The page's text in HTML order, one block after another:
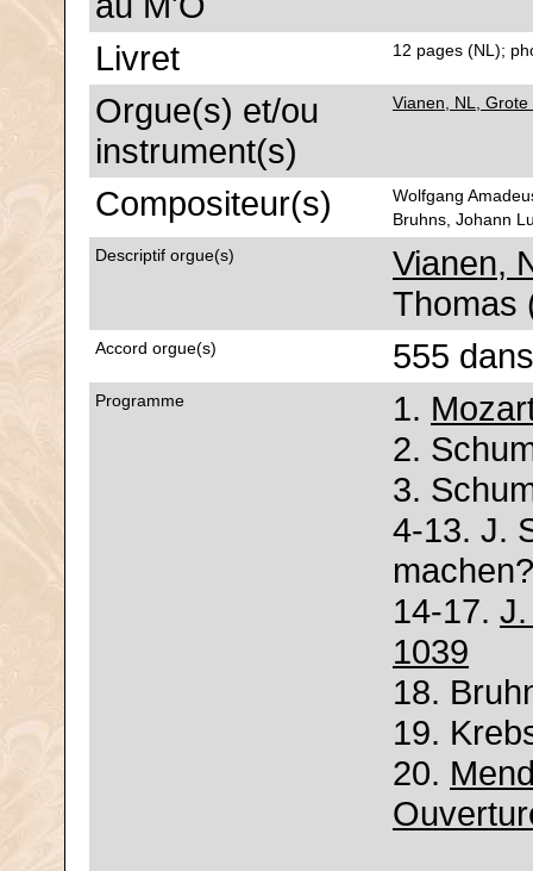
Livret 12 pages (NL);
Orgue(s) et/ou
instrument(s)
Vianen, NL, Grote
Compositeur(s)
Wolfgang
Bruhns, Johann
Descriptif orgue(s)
Vianen,
Thomas
Accord orgue(s) 555
Programme 1.
2.
3.
4-13. J.
machen?
14-17.
1039
18.
19.
20.